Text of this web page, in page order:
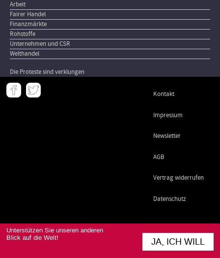
Unterstützen Sie unseren anderen
Blick auf die Welt!
JA, ICH WILL
Arbeit
Fairer Handel
Finanzmärkte
Rohstoffe
Unternehmen und CSR
Welthandel
Die Proteste sind verklungen
Meta
- Kontakt
Impressum
Newsletter
AGB
Vertrag widerrufen
Datenschutz